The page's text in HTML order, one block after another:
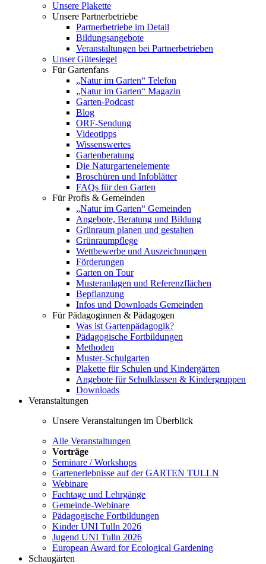
Unsere Plakette
Unsere Partnerbetriebe
Partnerbetriebe im Detail
Bildungsangebote
Veranstaltungen bei Partnerbetrieben
Unser Gütesiegel
Für Gartenfans
„Natur im Garten“ Telefon
„Natur im Garten“ Magazin
Garten-Podcast
Blog
ORF-Sendung
Videotipps
Wissenswertes
Gartenberatung
Die Naturgartenelemente
Broschüren und Infoblätter
FAQs für den Garten
Für Profis & Gemeinden
„Natur im Garten“ Gemeinden
Angebote, Beratung und Bildung
Grünraum planen und gestalten
Grünraumpflege
Wettbewerbe und Auszeichnungen
Förderungen
Garten on Tour
Musteranlagen und Referenzflächen
Bepflanzung
Infos und Downloads Gemeinden
Für Pädagoginnen & Pädagogen
Was ist Gartenpädagogik?
Pädagogische Fortbildungen
Methoden
Muster-Schulgarten
Plakette für Schulen und Kindergärten
Angebote für Schulklassen & Kindergruppen
Downloads
Veranstaltungen
Unsere Veranstaltungen im Überblick
Alle Veranstaltungen
Vorträge
Seminare / Workshops
Gartenerlebnisse auf der GARTEN TULLN
Webinare
Fachtage und Lehrgänge
Gemeinde-Webinare
Pädagogische Fortbildungen
Kinder UNI Tulln 2026
Jugend UNI Tulln 2026
European Award for Ecological Gardening
Schaugärten